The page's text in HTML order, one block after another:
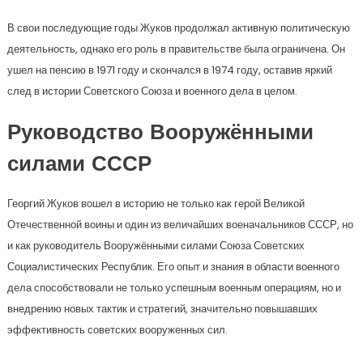
В свои последующие годы Жуков продолжал активную политическую
деятельность, однако его роль в правительстве была ограничена. Он
ушел на пенсию в 1971 году и скончался в 1974 году, оставив яркий
след в истории Советского Союза и военного дела в целом.
Руководство Вооружёнными
силами СССР
Георгий Жуков вошел в историю не только как герой Великой
Отечественной воины и один из величайших военачальников СССР, но
и как руководитель Вооружёнными силами Союза Советских
Социалистических Республик. Его опыт и знания в области военного
дела способствовали не только успешным военным операциям, но и
внедрению новых тактик и стратегий, значительно повышавших
эффективность советских вооруженных сил.